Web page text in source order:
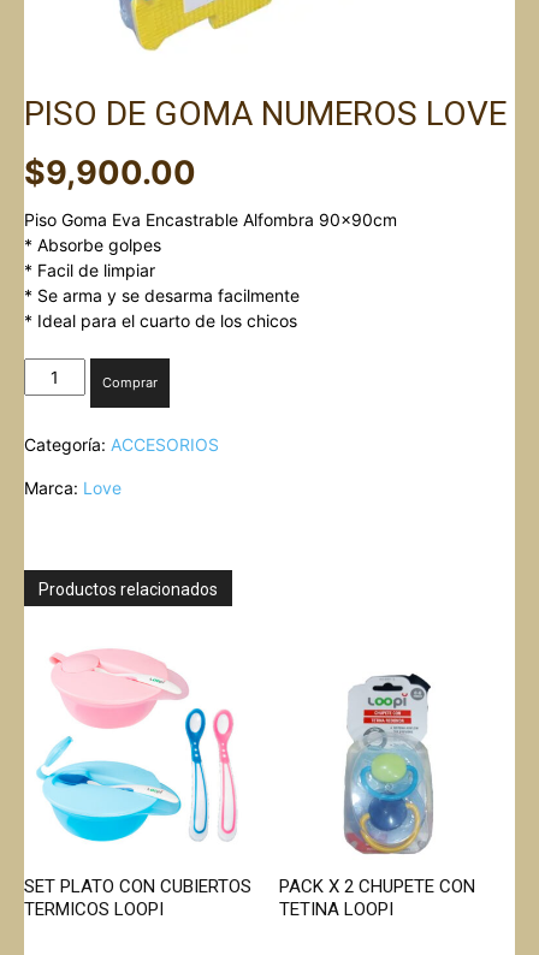
PISO DE GOMA NUMEROS LOVE
$9,900.00
Piso Goma Eva Encastrable Alfombra 90x90cm
* Absorbe golpes
* Facil de limpiar
* Se arma y se desarma facilmente
* Ideal para el cuarto de los chicos
PISO
DE
NUMEROS
cantidad
Comprar
Categoría: ACCESORIOS
Marca: Love
Productos relacionados
SET PLATO CON CUBIERTOS
TERMICOS LOOPI
PACK X 2 CHUPETE CON
TETINA LOOPI